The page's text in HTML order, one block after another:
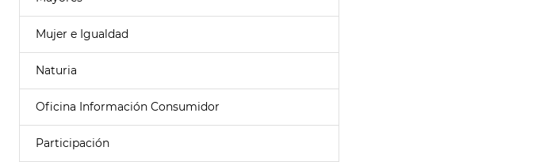
Mujer e Igualdad
Naturia
Oficina Información Consumidor
Participación